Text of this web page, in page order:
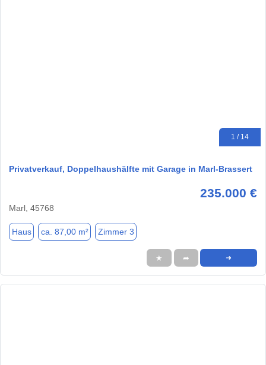
1 / 14
Privatverkauf, Doppelhaushälfte mit Garage in Marl-Brassert
235.000 €
Marl, 45768
Haus ca. 87,00 m² Zimmer 3
★ ➦ ➜